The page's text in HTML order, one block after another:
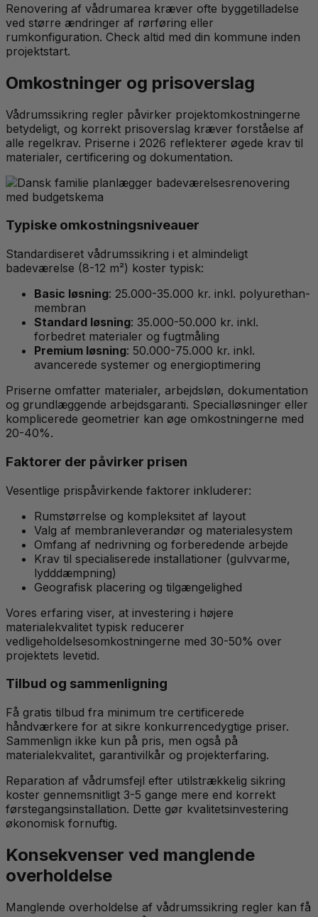
Renovering af vådrumarea kræver ofte byggetilladelse
ved større ændringer af rørføring eller
rumkonfiguration. Check altid med din kommune inden
projektstart.
Omkostninger og prisoverslag
Vådrumssikring regler påvirker projektomkostningerne
betydeligt, og korrekt prisoverslag kræver forståelse af
alle regelkrav. Priserne i 2026 reflekterer øgede krav til
materialer, certificering og dokumentation.
Typiske omkostningsniveauer
Standardiseret vådrumssikring i et almindeligt
badeværelse (8-12 m²) koster typisk:
Basic løsning: 25.000-35.000 kr. inkl. polyurethan-
membran
Standard løsning: 35.000-50.000 kr. inkl.
forbedret materialer og fugtmåling
Premium løsning: 50.000-75.000 kr. inkl.
avancerede systemer og energioptimering
Priserne omfatter materialer, arbejdsløn, dokumentation
og grundlæggende arbejdsgaranti. Specialløsninger eller
komplicerede geometrier kan øge omkostningerne med
20-40%.
Faktorer der påvirker prisen
Vesentlige prispåvirkende faktorer inkluderer:
Rumstørrelse og kompleksitet af layout
Valg af membranleverandør og materialesystem
Omfang af nedrivning og forberedende arbejde
Krav til specialiserede installationer (gulvvarme,
lydddæmpning)
Geografisk placering og tilgængelighed
Vores erfaring viser, at investering i højere
materialekvalitet typisk reducerer
vedligeholdelsesomkostningerne med 30-50% over
projektets levetid.
Tilbud og sammenligning
Få gratis tilbud fra minimum tre certificerede
håndværkere for at sikre konkurrencedygtige priser.
Sammenlign ikke kun på pris, men også på
materialekvalitet, garantivilkår og projekterfaring.
Reparation af vådrumsfejl efter utilstrækkelig sikring
koster gennemsnitligt 3-5 gange mere end korrekt
førstegangsinstallation. Dette gør kvalitetsinvestering
økonomisk fornuftig.
Konsekvenser ved manglende
overholdelse
Manglende overholdelse af vådrumssikring regler kan få